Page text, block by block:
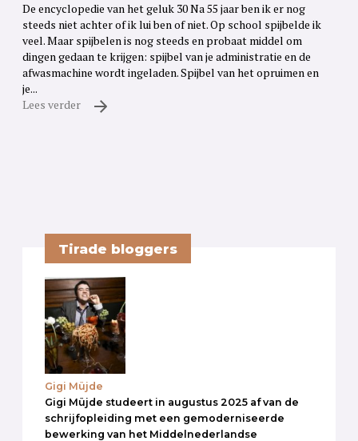
De encyclopedie van het geluk 30 Na 55 jaar ben ik er nog
steeds niet achter of ik lui ben of niet. Op school spijbelde ik
veel. Maar spijbelen is nog steeds en probaat middel om
dingen gedaan te krijgen: spijbel van je administratie en de
afwasmachine wordt ingeladen. Spijbel van het opruimen en
je...
Lees verder
Tirade bloggers
Gigi Müjde
Gigi Müjde studeert in augustus 2025 af van de
schrijfopleiding met een gemoderniseerde
bewerking van het Middelnederlandse